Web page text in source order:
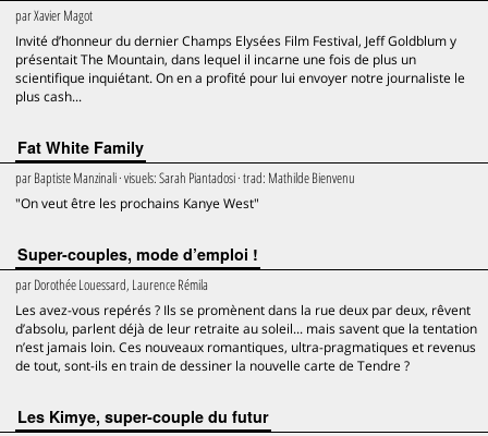
parXavier Magot
Invité d’honneur du dernier Champs Elysées Film Festival, Jeff Goldblum y
présentait The Mountain, dans lequel il incarne une fois de plus un
scientifique inquiétant. On en a profité pour lui envoyer notre journaliste le
plus cash...
Fat White Family
parBaptiste Manzinali· visuels:Sarah Piantadosi· trad: Mathilde Bienvenu
"On veut être les prochains Kanye West"
Super-couples, mode d’emploi !
parDorothée Louessard, Laurence Rémila
Les avez-vous repérés ? Ils se promènent dans la rue deux par deux, rêvent
d’absolu, parlent déjà de leur retraite au soleil... mais savent que la tentation
n’est jamais loin. Ces nouveaux romantiques, ultra-pragmatiques et revenus
de tout, sont-ils en train de dessiner la nouvelle carte de Tendre ?
Les Kimye, super-couple du futur